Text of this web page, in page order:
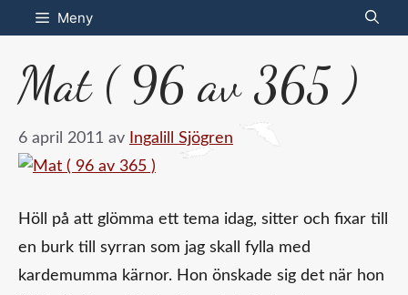
Hoppa
till
innehåll
Meny
Mat ( 96 av 365 )
6 april 2011 av Ingalill Sjögren
Höll på att glömma ett tema idag, sitter och fixar till
en burk till syrran som jag skall fylla med
kardemumma kärnor. Hon önskade sig det när hon